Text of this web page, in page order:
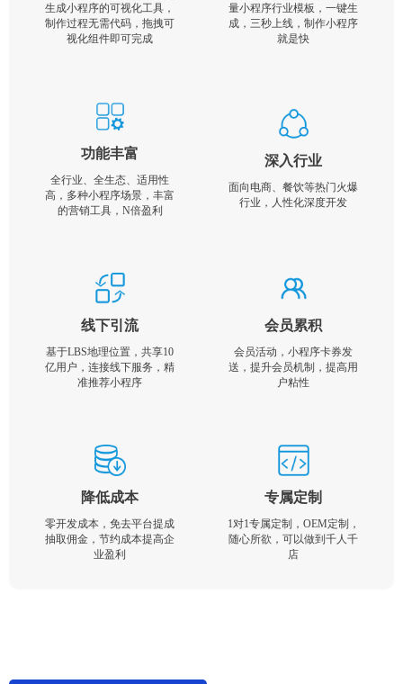
生成小程序的可视化工具，
制作过程无需代码，拖拽可
视化组件即可完成
量小程序行业模板，一键生
成，三秒上线，制作小程序
就是快
功能丰富
全行业、全生态、适用性
高，多种小程序场景，丰富
的营销工具，N倍盈利
深入行业
面向电商、餐饮等热门火爆
行业，人性化深度开发
线下引流
基于LBS地理位置，共享10
亿用户，连接线下服务，精
准推荐小程序
会员累积
会员活动，小程序卡券发
送，提升会员机制，提高用
户粘性
降低成本
零开发成本，免去平台提成
抽取佣金，节约成本提高企
业盈利
专属定制
1对1专属定制，OEM定制，
随心所欲，可以做到千人千
店